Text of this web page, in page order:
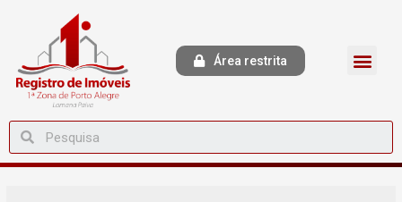
Área restrita